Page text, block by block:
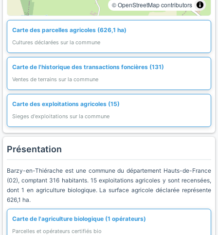
© OpenStreetMap contributors
Carte des parcelles agricoles (626,1 ha)
Cultures déclarées sur la commune
Carte de l'historique des transactions foncières (131)
Ventes de terrains sur la commune
Carte des exploitations agricoles (15)
Sieges d'exploitations sur la commune
Présentation
Barzy-en-Thiérache est une commune du département Hauts-de-France
(02), comptant 316 habitants. 15 exploitations agricoles y sont recensées,
dont 1 en agriculture biologique. La surface agricole déclarée représente
626,1 ha.
Carte de l'agriculture biologique (1 opérateurs)
Parcelles et opérateurs certifiés bio